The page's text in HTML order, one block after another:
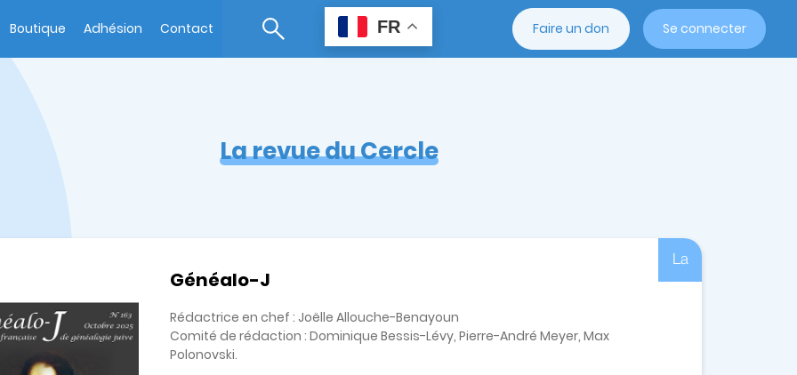
Boutique Adhésion Contact FR Faire un don Se connecter
La revue du Cercle
La
Généalo-J
Rédactrice en chef : Joëlle Allouche-Benayoun
Comité de rédaction : Dominique Bessis-Lévy, Pierre-André Meyer, Max
Polonovski.